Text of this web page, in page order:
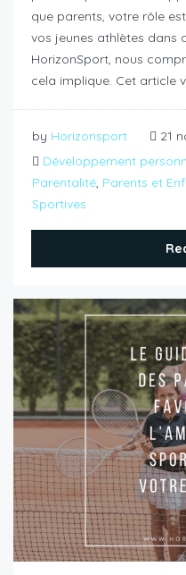
que parents, votre rôle
vos jeunes athlètes dans
HorizonSport, nous
cela implique. Cet article
by Horizonsport
21
Développement
Parentalité, Parents et
Sportives